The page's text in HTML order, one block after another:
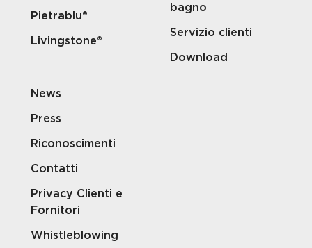
Pietrablu®
Livingstone®
bagno
Servizio clienti
Download
News
Press
Riconoscimenti
Contatti
Privacy Clienti e
Fornitori
Whistleblowing